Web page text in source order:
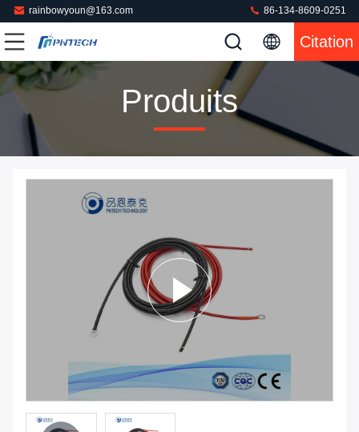
rainbowyoun@163.com 86-134-8609-0251
Citation
Produits